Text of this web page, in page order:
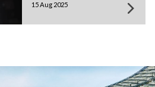
15 Aug 2025